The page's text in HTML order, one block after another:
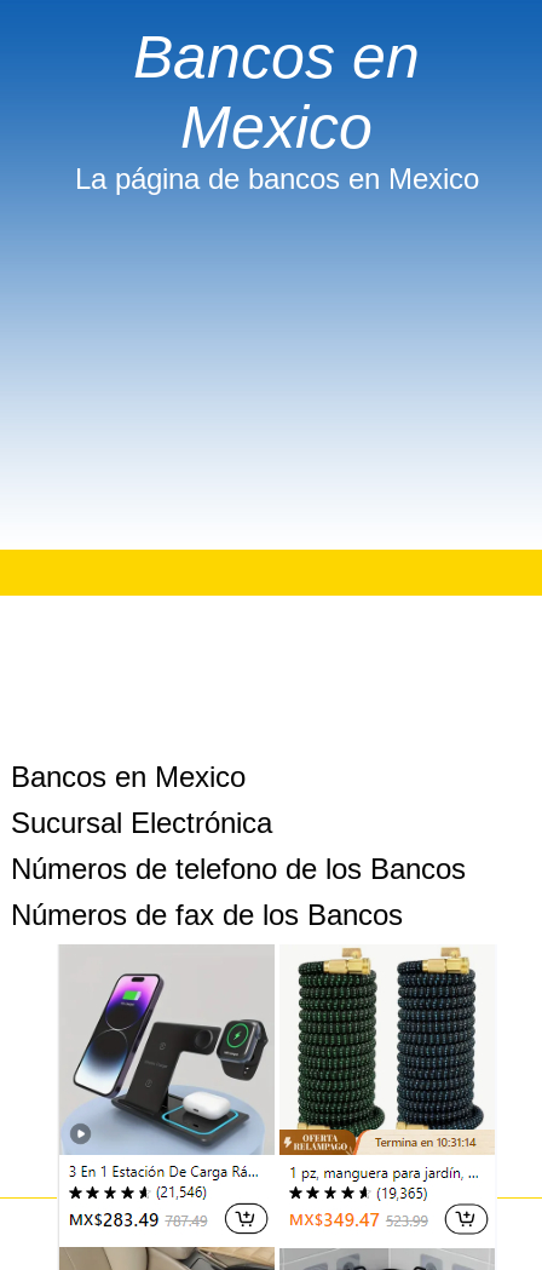
Bancos en
Mexico
La página de bancos en Mexico
Bancos en Mexico
Sucursal Electrónica
Números de telefono de los Bancos
Números de fax de los Bancos